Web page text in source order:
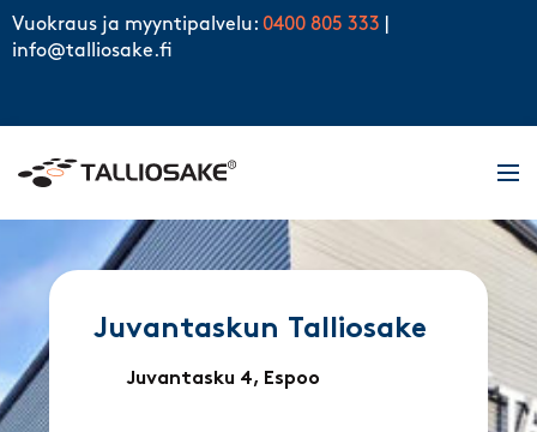
Skip to content
Vuokraus ja myyntipalvelu: 0400 805 333
info@talliosake.fi
Juvantaskun Talliosake
Juvantasku 4, Espoo